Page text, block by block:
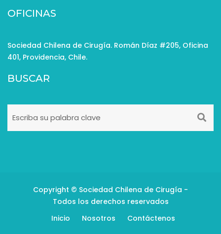
OFICINAS
Sociedad Chilena de Cirugía. Román Díaz #205, Oficina
401, Providencia, Chile.
BUSCAR
Copyright © Sociedad Chilena de Cirugía -
Todos los derechos reservados
Inicio
Nosotros Contáctenos